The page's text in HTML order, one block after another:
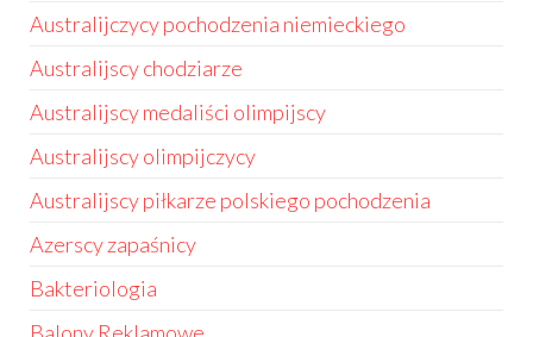
Australijczycy pochodzenia niemieckiego
Australijscy chodziarze
Australijscy medaliści olimpijscy
Australijscy olimpijczycy
Australijscy piłkarze polskiego pochodzenia
Azerscy zapaśnicy
Bakteriologia